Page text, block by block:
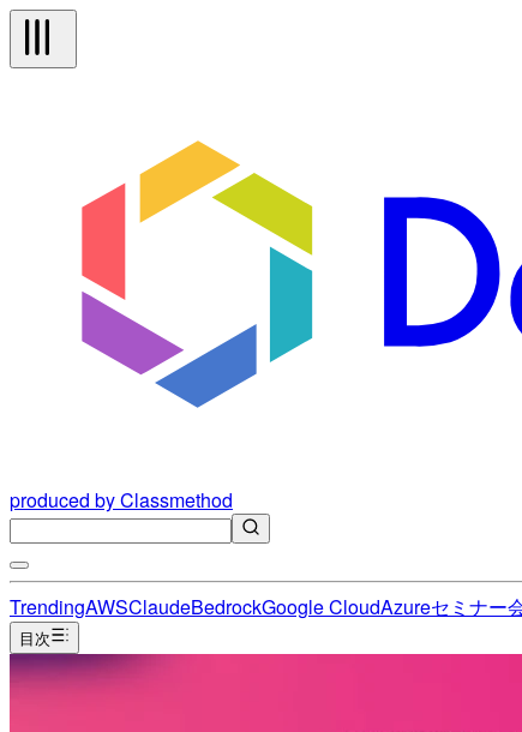
produced by Classmethod
TrendingAWSClaudeBedrockGoogle CloudAzureセミナー
目次